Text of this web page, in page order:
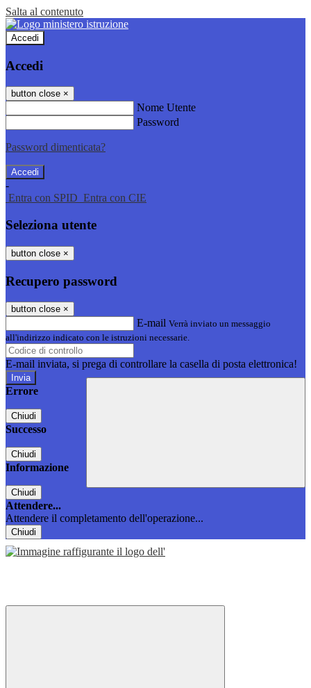
Salta al contenuto
Accedi
Accedi
button close ×
Nome Utente
Password
Password dimenticata?
-
Entra con SPID Entra con CIE
Seleziona utente
button close ×
Recupero password
button close ×
E-mail Verrà inviato un messaggio
all'indirizzo indicato con le istruzioni necessarie.
E-mail inviata, si prega di controllare la casella di posta elettronica!
Errore
Chiudi
Successo
Chiudi
Informazione
Chiudi
Attendere...
Attendere il completamento dell'operazione...
Chiudi